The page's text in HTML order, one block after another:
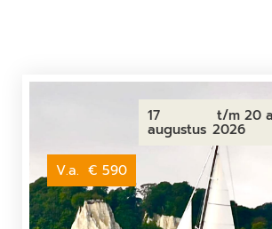
17
augustus
t/m 20
2026
V.a. € 590